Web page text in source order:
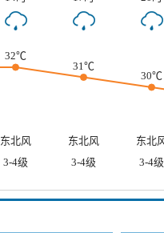
32℃
31℃
30℃
东北风 东北风
东北
3-4级 3-4级 3-4级